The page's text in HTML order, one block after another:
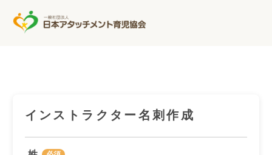
インストラクター名刺作成